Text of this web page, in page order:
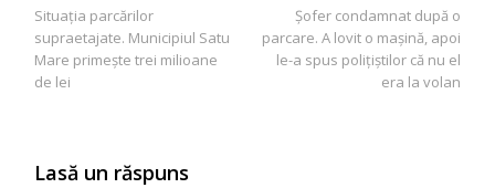
în
articole
Șofer condamnat după o
parcare. A lovit o mașină, apoi
le-a spus polițiștilor că nu el
era la volan
Situația parcărilor
supraetajate. Municipiul Satu
Mare primește trei milioane
de lei
Lasă un răspuns